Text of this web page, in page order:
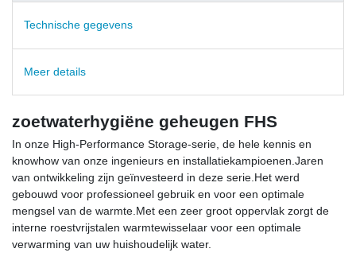
Technische gegevens
Meer details
zoetwaterhygiëne geheugen FHS
In onze High-Performance Storage-serie, de hele kennis en
knowhow van onze ingenieurs en installatiekampioenen.Jaren
van ontwikkeling zijn geïnvesteerd in deze serie.Het werd
gebouwd voor professioneel gebruik en voor een optimale
mengsel van de warmte.Met een zeer groot oppervlak zorgt de
interne roestvrijstalen warmtewisselaar voor een optimale
verwarming van uw huishoudelijk water.